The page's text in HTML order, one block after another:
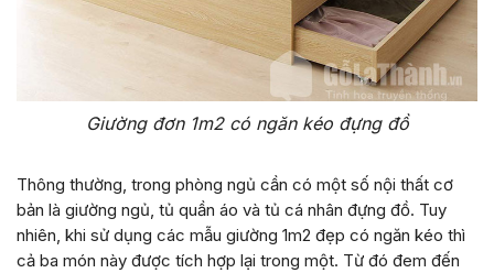
Giường đơn 1m2 có ngăn kéo đựng đồ
Thông thường, trong phòng ngủ cần có một số nội thất cơ
bản là giường ngủ, tủ quần áo và tủ cá nhân đựng đồ. Tuy
nhiên, khi sử dụng các mẫu giường 1m2 đẹp có ngăn kéo thì
cả ba món này được tích hợp lại trong một. Từ đó đem đến